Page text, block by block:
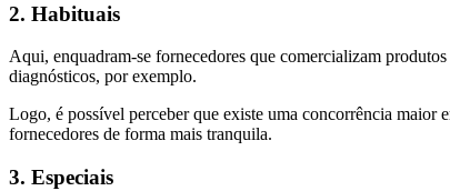
2. Habituais
Aqui, enquadram-se fornecedores que comercializam
diagnósticos, por exemplo.
Logo, é possível perceber que existe uma concorrência maior
fornecedores de forma mais tranquila.
3. Especiais